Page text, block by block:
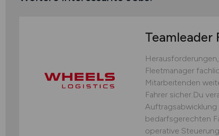
Teamleader
Fleetmanager
Mitarbeitenden
Fahrer sicher.Du
bedarfsgerechten
operative